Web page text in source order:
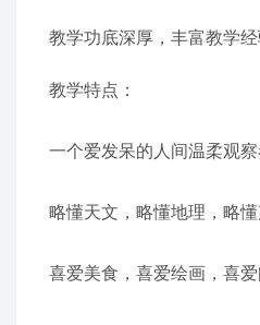
教学功底深厚，丰富教学
教学特点：
一个爱发呆的人间温柔观
略懂天文，略懂地理，略
喜爱美食，喜爱绘画，喜